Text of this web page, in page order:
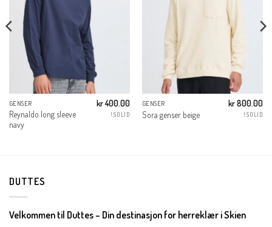
GENSER
Reynaldo long sleeve
navy
kr400.00
!SOLID
GENSER
Sora genser beige
kr800.00
!SOLID
DUTTES
Velkommen til Duttes – Din destinasjon for herreklær i Skien